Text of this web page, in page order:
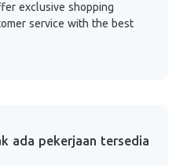
exclusive shopping
service with the best
ada pekerjaan tersedia